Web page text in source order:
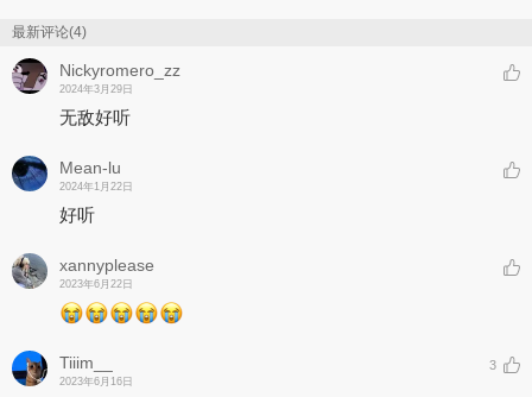
最新评论(4)
Nickyromero_zz
2024年3月29日
无敌好听
Mean-lu
2024年1月22日
好听
xannyplease
2023年6月22日
Tiiim__
2023年6月16日
3